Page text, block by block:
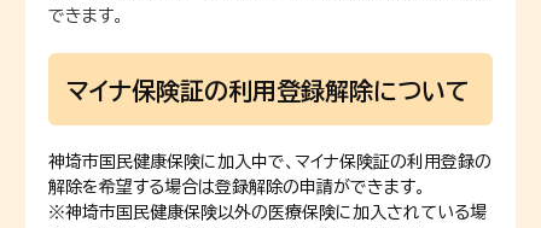
できます。
マイナ保険証の利用登録解除について
神埼市国民健康保険に加入中で、マイナ保険証の利用登録の
解除を希望する場合は登録解除の申請ができます。
※神埼市国民健康保険以外の医療保険に加入されている場